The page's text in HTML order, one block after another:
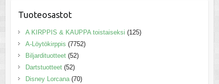
Tuoteosastot
A KIRPPIS & KAUPPA toistaiseksi (125)
A-Löytökirppis (7752)
Biljardituotteet (52)
Dartstuotteet (52)
Disney Lorcana (70)